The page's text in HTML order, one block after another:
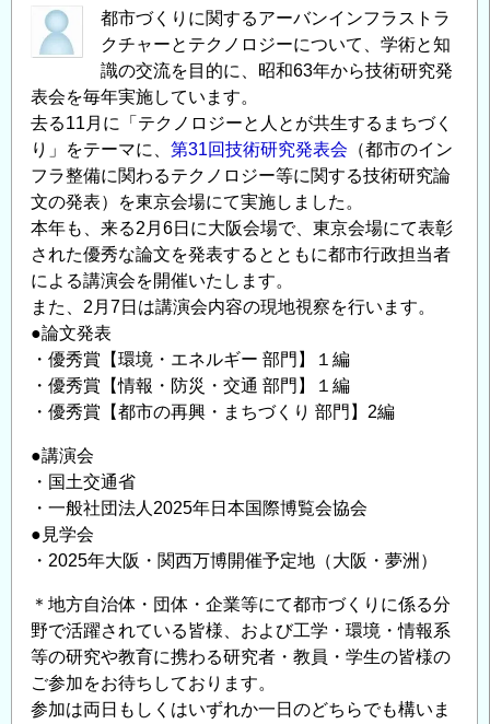
講
演
第
27
回
交
流
展
示
会
開
催
の
ご
内
＜
CPD
単
位
取
得
可
＞
の
都市づくりに関するアーバンインフラストラ
クチャーとテクノロジーについて、学術と知
識の交流を目的に、昭和63年から技術研究発
表会を毎年実施しています。
去る11月に「テクノロジーと人とが共生するまちづく
り」をテーマに、 第31回技術研究発表会 （都市のイン
フラ整備に関わるテクノロジー等に関する技術研究論
文の発表）を東京会場にて実施しました。
本年も、来る2月6日に大阪会場で、東京会場にて表彰
された優秀な論文を発表するとともに都市行政担当者
による講演会を開催いたします。
また、2月7日は講演会内容の現地視察を行います。
●論文発表
・優秀賞【環境・エネルギー 部門】１編
・優秀賞【情報・防災・交通 部門】１編
・優秀賞【都市の再興・まちづくり 部門】2編
●講演会
・国土交通省
・一般社団法人2025年日本国際博覧会協会
●見学会
・2025年大阪・関西万博開催予定地（大阪・夢洲）
＊地方自治体・団体・企業等にて都市づくりに係る分
野で活躍されている皆様、および工学・環境・情報系
等の研究や教育に携わる研究者・教員・学生の皆様の
ご参加をお待ちしております。
参加は両日もしくはいずれか一日のどちらでも構いま